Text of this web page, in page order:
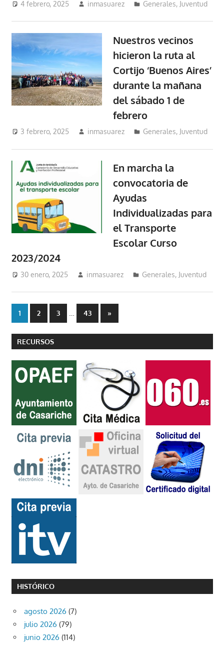
4 febrero, 2025 inmasuarez Generales, Juventud
Nuestros vecinos
hicieron la ruta al
Cortijo ‘Buenos Aires’
durante la mañana
del sábado 1 de
febrero
3 febrero, 2025 inmasuarez Generales, Juventud
En marcha la
convocatoria de
Ayudas
Individualizadas para
el Transporte
Escolar Curso
2023/2024
30 enero, 2025 inmasuarez Generales, Juventud
Paginación
de
entradas
1 2 3 … 43
Entradas
siguientes
»
RECURSOS
HISTÓRICO
agosto 2026 (7)
julio 2026 (79)
junio 2026 (114)